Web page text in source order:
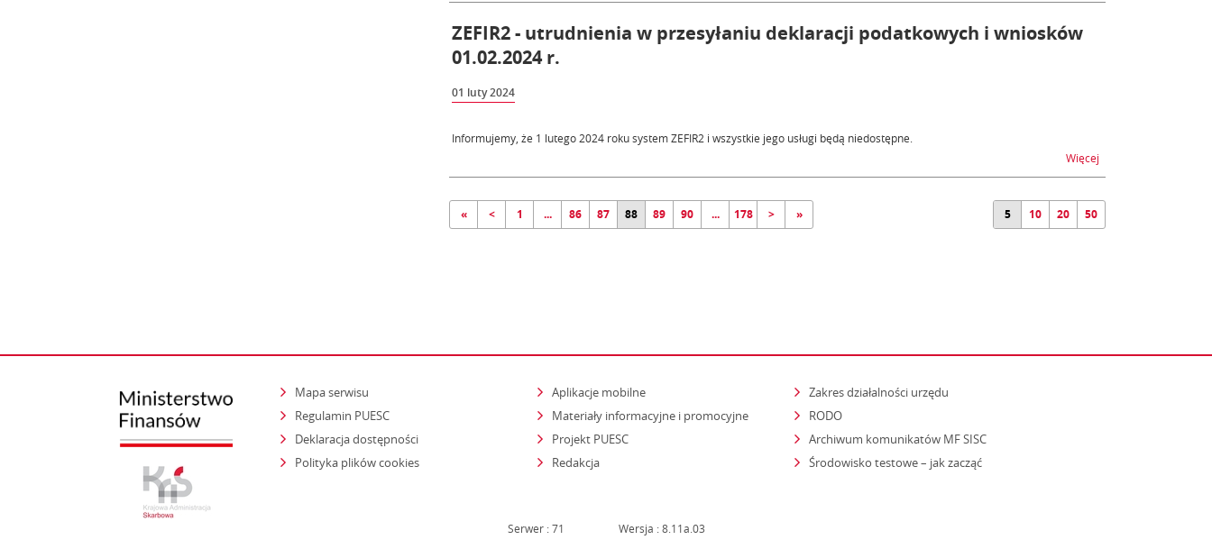
ZEFIR2 - utrudnienia w przesyłaniu deklaracji podatkowych i wniosków
01.02.2024 r.
01 luty 2024
Informujemy, że 1 lutego 2024 roku system ZEFIR2 i wszystkie jego usługi będą niedostępne.
Więcej
« < 1 ... 86 87 88 89 90 ... 178 > » 5 10 20 50
Mapa serwisu
Regulamin PUESC
Deklaracja dostępności
Polityka plików cookies
Aplikacje mobilne
Materiały informacyjne i promocyjne
Projekt PUESC
Redakcja
Zakres działalności urzędu
RODO
Archiwum komunikatów MF SISC
Środowisko testowe – jak zacząćstrona otwiera się w nowym oknie
Serwer : 71 Wersja : 8.11a.03